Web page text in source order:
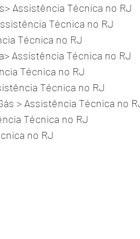
Assistência Técnica no RJ
Técnica no RJ
Técnica no RJ
Assistência Técnica no RJ
Técnica no RJ
Técnica no RJ
> Assistência Técnica no
Técnica no RJ
no RJ